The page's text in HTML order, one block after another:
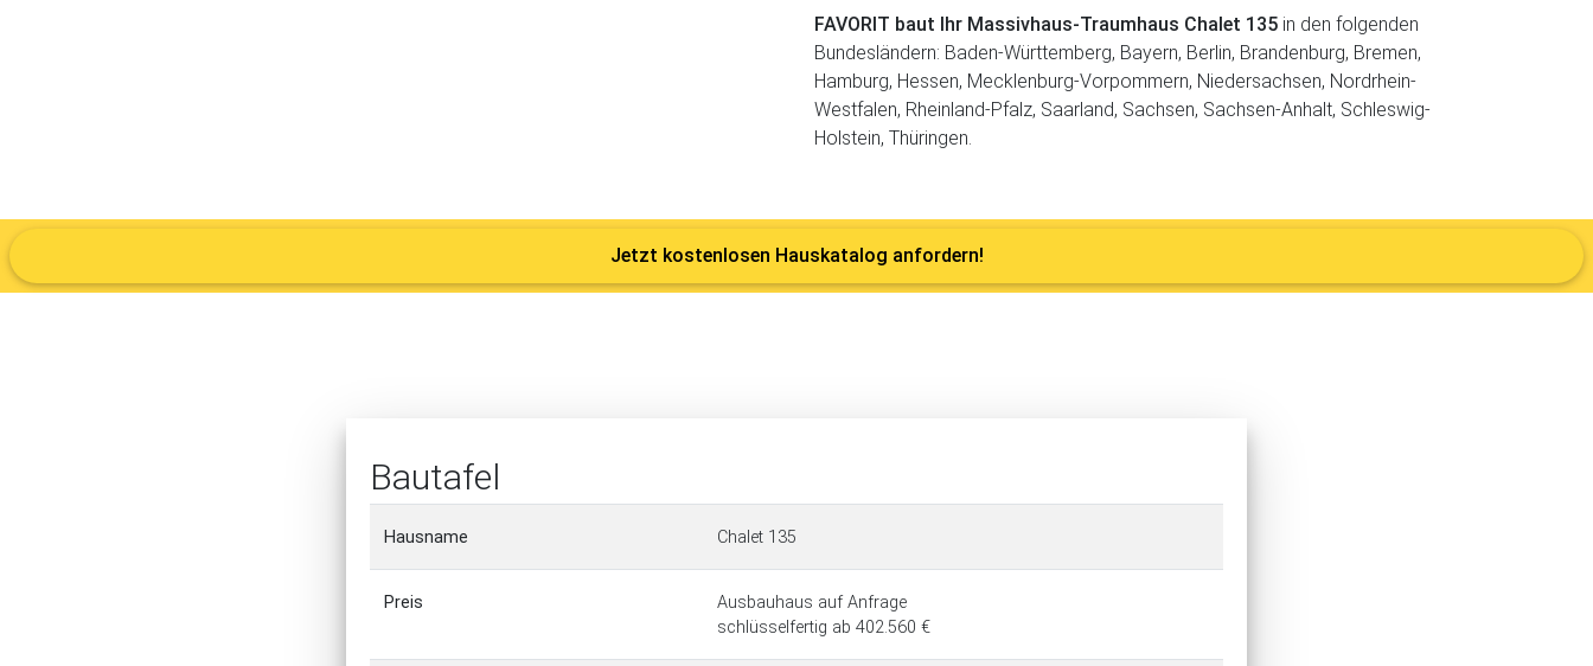
FAVORIT baut Ihr Massivhaus-Traumhaus Chalet 135 in den folgenden
Bundesländern: Baden-Württemberg, Bayern, Berlin, Brandenburg, Bremen,
Hamburg, Hessen, Mecklenburg-Vorpommern, Niedersachsen, Nordrhein-
Westfalen, Rheinland-Pfalz, Saarland, Sachsen, Sachsen-Anhalt, Schleswig-
Holstein, Thüringen.
Jetzt kostenlosen Hauskatalog anfordern!
Bautafel
Hausname Chalet 135
Preis
Ausbauhaus auf Anfrage
schlüsselfertig ab 402.560 €